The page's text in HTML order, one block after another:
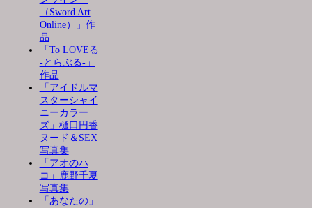
（Sword Art
Online）」作
品
「To LOVEる
-とらぶる-」
作品
「アイドルマ
スターシャイ
ニーカラー
ズ」樋口円香
ヌード＆SEX
写真集
「アオのハ
コ」鹿野千夏
写真集
「あなたの」